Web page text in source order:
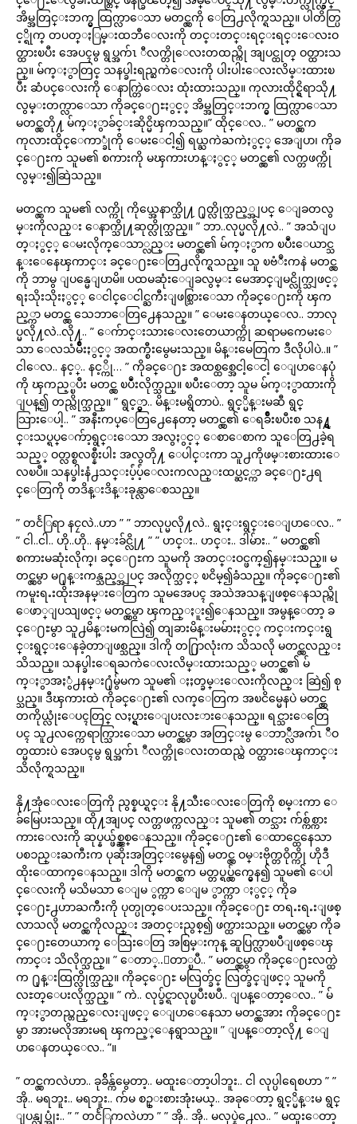
အိမ္အတြင္းဘက္မွ ထြက္လာေသာ မတင္လွကို ေတြ႕လိုက္ရသည္။ ပါတိတ္ပြ
င့္ရိုက္ တပတ္ႏြမ္းထဘီေလးကို တင္းတင္းရင္းရင္းေလးဝ
တ္ထားၿပီး အေပၚမွ ရွပ္အက်ၤ ီလက္တိုေလးတထည္ကို အျပင္ထုတ္ ဝတ္ထားသ
ည္။ မ်က္ႏွာတြင္ သနပ္ခါးရည္ႀကဲေလးကို ပါးပါးေလးလိမ္းထားၿ
ပီး ဆံပင္ေလးကို ေနာက္တြဲေလး ထုံးထားသည္။ ကုလားထိုင္ရွိရာသို႔
လွမ္းတက္လာေသာ ကိုခင္ေ႐ႊႏွင့္ အိမ္အတြင္းဘက္မွ ထြက္လာေသာ
မတင္လွတို႔ မ်က္ႏွာခ်င္းဆိုင္မိၾကသည္။” ထိုင္ေလ.. ” မတင္လွက
ကုလားထိုင္ေကာ္ခုံကို ေမးေငါ့၍ ရယ္ႀကဲႀကဲႏွင့္ အေျပာ၊ ကိုခ
င္ေ႐ႊက သူမ၏ စကားကို မၾကားဟန္ႏွင့္ မတင္လွ၏ လက္တဖက္ကို
လွမ္း၍ဆြဲသည္။
မတင္လွက သူမ၏ လက္ကို ကိုယ္အေနာက္သို႔ ႐ုတ္လိုက္သည့္အျပင္ ေျခတလွ
မ္းကိုလည္း ေနာက္သို႔ဆုတ္လိုက္သည္။ ” ဘာ..လုပ္မလို႔လဲ.. ” အသံျပ
တ္ႏွင့္ ေမးလိုက္ေသာ္လည္း မတင္လွ၏ မ်က္ႏွာက ၿပဳံးေယာင္သ
န္းေနေၾကာင္း ခင္ေ႐ႊေတြ႕လိုက္ရသည္။ သူ ၿဗံဳးကနဲ မတင္လွ
ကို ဘာမွ ျပန္မေျပာမိ။ ပထမဆုံးေျခလွမ္း မေအာင္ျမင္လိုက္သျဖင့္
ရႈသိုးသိုးႏွင့္ ေငါင္ေငါင္ႀကီးျဖစ္သြားေသာ ကိုခင္ေ႐ႊကို ၾက
ည့္ကာ မတင္လွ သေဘာေတြ႕ေနသည္။ ” ေမးေနတယ္ေလ.. ဘာလု
ပ္မလို႔လဲ..လို႔.. ” ေက်ာင္းသားေလးတေယာက္ကို ဆရာမကေမးေ
သာ ေလသံမ်ိဳးႏွင့္ အထက္စီးမွေမးသည္။ မိန္းမေတြက ဒီလိုပါပဲ..။ ”
ငါေလ.. နင့္.. နင့္ကို… ” ကိုခင္ေ႐ႊ အထစ္ထစ္အေငါ့ေငါ့ ေျပာေနပုံ
ကို ၾကည့္ၿပီး မတင္လွ ၿပဳံးလိုက္သည္။ ၿပီးေတာ့ သူမ မ်က္ႏွာထားကို
ျပန္၍ တည္လိုက္သည္။ ” ရွင့္မွာ.. မိန္းမရွိတာပဲ.. ရွင့္မိန္းမဆီ ရွင္
သြားေပါ့.. ” အနီးကပ္ေတြ႕ေနေတာ့ မတင္လွ၏ ေရခ်ိဳးၿပီးစ သန႔္ရွ
င္းသပ္ရပ္ေက်ာ့ရွင္းေသာ အလွႏွင့္ ေစာေစာက သူေတြ႕ခဲ့ရ
သည့္ ဝတ္လစ္စလစ္နီးပါး အလွတို႔ ေပါင္းကာ သူ႕ကိုဖမ္းစားထားေ
လၿပီ။ သနပ္ခါးနံ႕သင္းပ်ံ့ပ်ံ့ေလးကလည္းထပ္ဆင့္ကာ ခင္ေ႐ႊ႕ရ
င္ေတြကို တဒိန္းဒိန္းခုန္လာေစသည္။
” တငႅြရာ နငၠလဲ..ဟာ ” ” ဘာလုပ္မလို႔လဲ.. ရွႈင္းရွင္းေျပာေလ.. ”
” ငါ..ငါ.. ဟို..ဟို.. နမ္းခ်င္လို႔ ” ” ဟင္း.. ဟင္း.. ဒါမ်ား.. ” မတင္လွ၏
စကားမဆုံးလိုက္၊ ခင္ေ႐ႊက သူမကို အတင္းဝင္ဖက္၍နမ္းသည္။ မ
တင္လွမွာ မ႐ုန္းကန္သည့္အျပင္ အလိုက္သင့္ ၿငိမ္၍ခံသည္။ ကိုခင္ေ႐ႊ၏
ကမူးရႉးထိုးအနမ္းေတြက သူမအေပၚ အသဲအသန္ျဖစ္ေနသည္ကို
ေဖာ္ျပသျဖင့္ မတင္လွမွာ ၾကည္ႏူး၍ေနသည္။ အမွန္ေတာ့ ခ
င္ေ႐ႊမွာ သူ႕မိန္းမကလြဲ၍ တျခားမိန္းမမ်ားႏွင့္ ကင္းကင္းရွ
င္းရွင္းေနခဲ့တာျဖစ္သည္။ ဒါကို တ႐ြာလုံးက သိသလို မတင္လွလည္း
သိသည္။ သနပ္ခါးေရႀကဲေလးလိမ္းထားသည့္ မတင္လွ၏ မ်
က္ႏွာအႏွံ႕နမ္း႐ုံမွ်မက သူမ၏ ႏႈတ္ခမ္းေလးကိုလည္း ဆြဲ၍ စု
ပ္သည္။ ဒီၾကားထဲ ကိုခင္ေ႐ႊ၏ လက္ေတြက အၿငိမ္မေနပဲ မတင္လွ
တကိုယ္လုံးေပၚတြင္ လႈပ္ရွားေျပးလႊားေနသည္။ ရင္သားေတြေ
ပၚ သူ႕လက္ကေရာက္သြားေသာ မတင္လွမွာ အတြင္းမွ ေဘာ္လီအက်ၤ ီဝ
တ္မထားပဲ အေပၚမွ ရွပ္အက်ၤ ီလက္တိုေလးတထည္ထဲ ဝတ္ထားေၾကာင္း
သိလိုက္ရသည္။
နို႔အုံေလးေတြကို ညွစ္နယ္ရင္း နို႔သီးေလးေတြကို စမ္းကာ ေ
ခ်မြေပးသည္။ ထို႔အျပင္ လက္တဖက္ကလည္း သူမ၏ တင္သား က်စ္က်စ္ကား
ကားေလးကို ဆုပ္နယ္ဖ်စ္ညွစ္ေနသည္။ ကိုခင္ေ႐ႊ၏ ေထာင္ထေနေသာ
ပစၥည္းႀကီးက ပုဆိုးအတြင္းမွေန၍ မတင္လွ ဝမ္းဗိုက္တဝိုက္ကို ဟိုဒီ
ထိုးေထာက္ေနသည္။ ဒါကို မတင္လွက မတ္တပ္ရပ္လွ်က္မွေန၍ သူမ၏ ေပါ
င္ေလးကို မသိမသာ ေျမ ွက္ကာ ေျမ ွာက္ကာ ႏွင့္ ကိုခ
င္ေ႐ႊ႕ဟာႀကီးကို ပုတ္ပုတ္ေပးသည္။ ကိုခင္ေ႐ႊ တရႉးရႉးျဖစ္
လာသလို မတင္လွကိုလည္း အတင္းညွစ္၍ ဖက္ထားသည္။ မတင္လွမွာ ကိုခ
င္ေ႐ႊတေယာက္ ေသြးေတြ အစြမ္းကုန္ ဆူပြက္လာၿပီျဖစ္ေၾ
ကာင္း သိလိုက္သည္။ ” ေတာ္..ေတာ္ၿပီ.. ” မတင္လွမွာ ကိုခင္ေ႐ႊလက္ထဲ
က ႐ုန္းထြက္လိုက္သည္။ ကိုခင္ေ႐ႊ မလြတ္ခ်င္ လြတ္ခ်င္ျဖင့္ သူမကို
လႊတ္ေပးလိုက္သည္။ ” ကဲ.. လုပ္ခ်င္ရာလုပ္ၿပီးၿပီ.. ျပန္ေတာ့ေလ.. ” မ်
က္ႏွာတည္တည္ေလးျဖင့္ ေျပာေနေသာ မတင္လွအား ကိုခင္ေ႐ႊ
မွာ အားမလိုအားမရ ၾကည့္ေနရွာသည္။ ” ျပန္ေတာ့လို႔ ေျ
ပာေနတယ္ေလ.. ”။
” တင္လွကလဲဟာ.. ခုခ်ိန္က်မွေတာ့.. မထူးေတာ့ပါဘူး.. ငါ လုပ္ပါရေစဟာ ” ”
အို.. မရဘူး.. မရဘူး.. က်မ စဥ္းစားအုံးမယ္.. အခုေတာ့ ရွင့္မိန္းမ ရွင္
ျပန္လုပ္အုံး.. ” ” တငႅြကလဲဟာ ” ” အို.. အို.. မလုပ္နဲ႕ေလ.. ” မထူးေတာ့